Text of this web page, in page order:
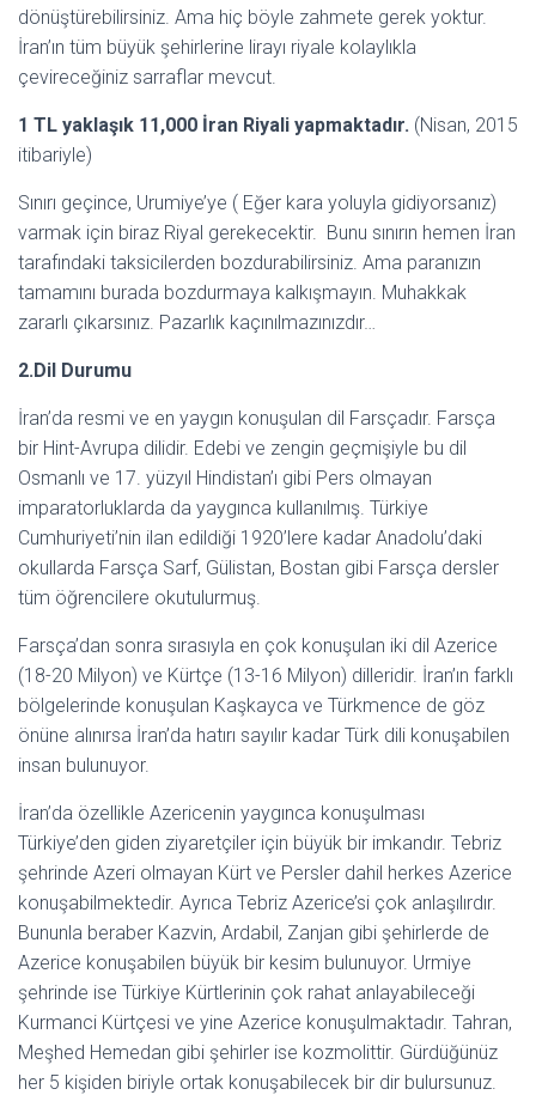
dönüştürebilirsiniz. Ama hiç böyle zahmete gerek yoktur.
İran’ın tüm büyük şehirlerine lirayı riyale kolaylıkla
çevireceğiniz sarraflar mevcut.
1 TL yaklaşık 11,000 İran Riyali yapmaktadır. (Nisan, 2015
itibariyle)
Sınırı geçince, Urumiye’ye ( Eğer kara yoluyla gidiyorsanız)
varmak için biraz Riyal gerekecektir. Bunu sınırın hemen İran
tarafındaki taksicilerden bozdurabilirsiniz. Ama paranızın
tamamını burada bozdurmaya kalkışmayın. Muhakkak
zararlı çıkarsınız. Pazarlık kaçınılmazınızdır…
2.Dil Durumu
İran’da resmi ve en yaygın konuşulan dil Farsçadır. Farsça
bir Hint-Avrupa dilidir. Edebi ve zengin geçmişiyle bu dil
Osmanlı ve 17. yüzyıl Hindistan’ı gibi Pers olmayan
imparatorluklarda da yaygınca kullanılmış. Türkiye
Cumhuriyeti’nin ilan edildiği 1920’lere kadar Anadolu’daki
okullarda Farsça Sarf, Gülistan, Bostan gibi Farsça dersler
tüm öğrencilere okutulurmuş.
Farsça’dan sonra sırasıyla en çok konuşulan iki dil Azerice
(18-20 Milyon) ve Kürtçe (13-16 Milyon) dilleridir. İran’ın farklı
bölgelerinde konuşulan Kaşkayca ve Türkmence de göz
önüne alınırsa İran’da hatırı sayılır kadar Türk dili konuşabilen
insan bulunuyor.
İran’da özellikle Azericenin yaygınca konuşulması
Türkiye’den giden ziyaretçiler için büyük bir imkandır. Tebriz
şehrinde Azeri olmayan Kürt ve Persler dahil herkes Azerice
konuşabilmektedir. Ayrıca Tebriz Azerice’si çok anlaşılırdır.
Bununla beraber Kazvin, Ardabil, Zanjan gibi şehirlerde de
Azerice konuşabilen büyük bir kesim bulunuyor. Urmiye
şehrinde ise Türkiye Kürtlerinin çok rahat anlayabileceği
Kurmanci Kürtçesi ve yine Azerice konuşulmaktadır. Tahran,
Meşhed Hemedan gibi şehirler ise kozmolittir. Gürdüğünüz
her 5 kişiden biriyle ortak konuşabilecek bir dir bulursunuz.